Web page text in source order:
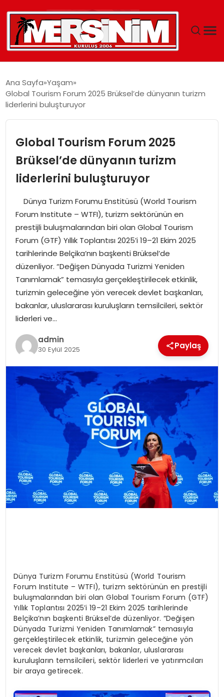
YAŞAM
EĞITIM
SPOR
EKONOMI
MAGAZIN
DÜNYA
OTOMOBIL
Ana Sayfa Yaşam
Global Tourism Forum 2025 Brüksel’de dünyanın turizm
liderlerini buluşturuyor
Global Tourism Forum 2025
Brüksel’de dünyanın turizm
liderlerini buluşturuyor
Dünya Turizm Forumu Enstitüsü (World Tourism
Forum Institute – WTFI), turizm sektörünün en
prestijli buluşmalarından biri olan Global Tourism
Forum (GTF) Yıllık Toplantısı 2025’i 19–21 Ekim 2025
tarihlerinde Belçika’nın başkenti Brüksel’de
düzenliyor. “Değişen Dünyada Turizmi Yeniden
Tanımlamak” temasıyla gerçekleştirilecek etkinlik,
turizmin geleceğine yön verecek devlet başkanları,
bakanlar, uluslararası kuruluşların temsilcileri, sektör
liderleri ve…
admin
30 Eylül 2025 Paylaş
Dünya Turizm Forumu Enstitüsü (World Tourism
Forum Institute – WTFI), turizm sektörünün en prestijli
buluşmalarından biri olan Global Tourism Forum (GTF)
Yıllık Toplantısı 2025’i 19–21 Ekim 2025 tarihlerinde
Belçika’nın başkenti Brüksel’de düzenliyor. “Değişen
Dünyada Turizmi Yeniden Tanımlamak” temasıyla
gerçekleştirilecek etkinlik, turizmin geleceğine yön
verecek devlet başkanları, bakanlar, uluslararası
kuruluşların temsilcileri, sektör liderleri ve yatırımcıları
bir araya getirecek.